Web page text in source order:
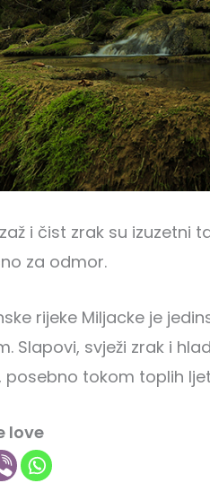
i čist zrak su izuzetni
za odmor.
rijeke Miljacke je
Slapovi, svježi zrak i
posebno tokom toplih
love